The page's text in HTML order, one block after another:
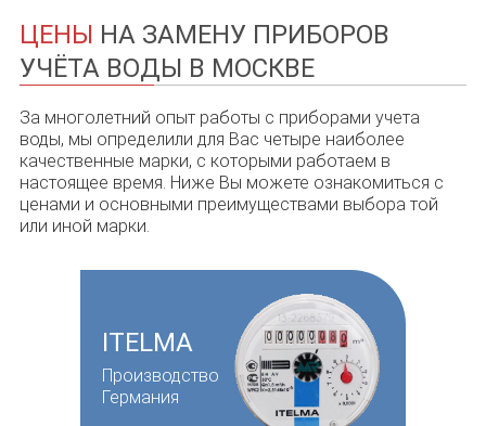
ЦЕНЫ НА ЗАМЕНУ ПРИБОРОВ
УЧЁТА ВОДЫ В МОСКВЕ
За многолетний опыт работы с приборами учета
воды, мы определили для Вас четыре наиболее
качественные марки, с которыми работаем в
настоящее время. Ниже Вы можете ознакомиться с
ценами и основными преимуществами выбора той
или иной марки.
ITELMA
Производство
Германия